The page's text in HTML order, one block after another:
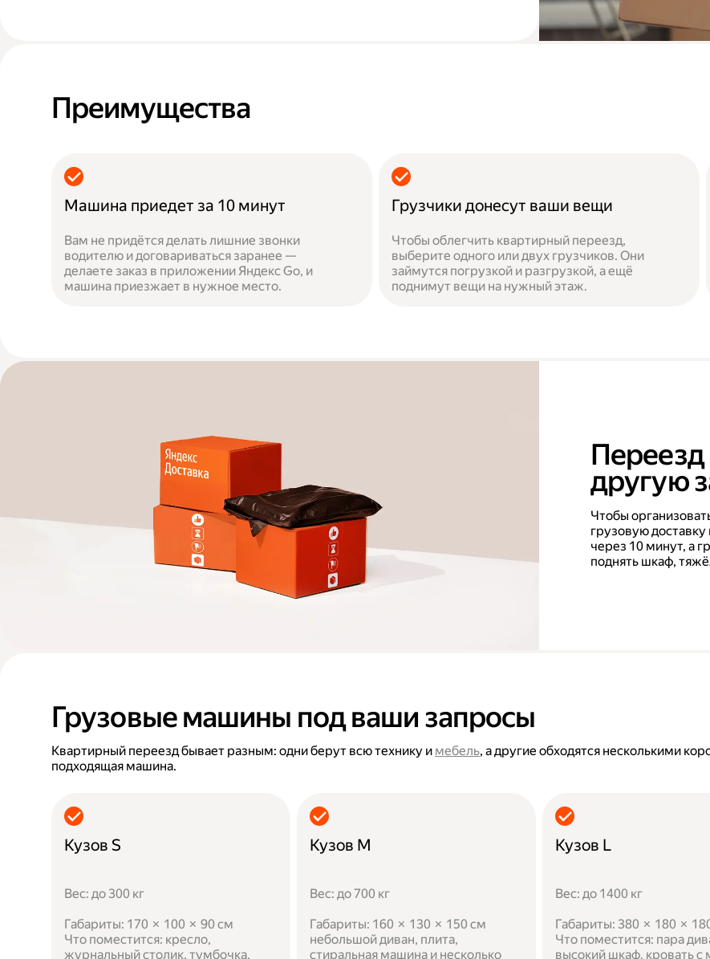
Преимущества
Машина приедет за 10 минут
Вам не придётся делать лишние звонки
водителю и договариваться заранее —
делаете заказ в приложении Яндекс Go, и
машина приезжает в нужное место.
Грузчики донесут ваши вещи
Чтобы облегчить квартирный переезд,
выберите одного или двух грузчиков. Они
займутся погрузкой и разгрузкой, а ещё
поднимут вещи на нужный этаж.
Переезд
другую
Чтобы
грузовую
через 10 минут, а
поднять шкаф,
Грузовые машины под ваши запросы
Квартирный переезд бывает разным: одни берут всю технику и мебель, а другие обходятся несколькими
подходящая машина.
Кузов S
Вес: до 300 кг
Габариты: 170 × 100 × 90 см
Что поместится: кресло,
журнальный столик, тумбочка,
Кузов M
Вес: до 700 кг
Габариты: 160 × 130 × 150 см
небольшой диван, плита,
стиральная машина и несколько
Кузов L
Вес: до 1400 кг
Габариты: 380 × 180 ×
Что поместится: пара
высокий шкаф, кровать с